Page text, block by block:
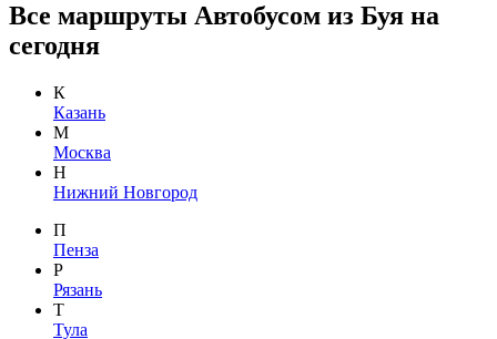
Все маршруты Автобусом из Буя на
сегодня
К
Казань
М
Москва
Н
Нижний Новгород
П
Пенза
Р
Рязань
Т
Тула